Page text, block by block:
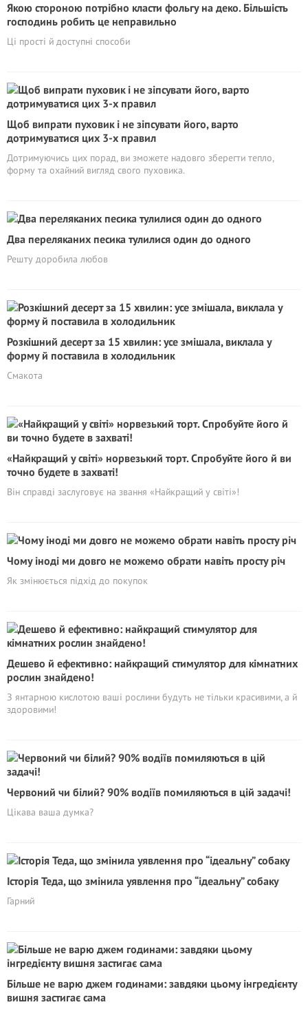
Якою стороною потрібно класти фольгу на деко. Більшість
господинь робить це неправильно
Ці прості й доступні способи
Щоб випрати пуховик і не зіпсувати його, варто
дотримуватися цих 3-х правил
Дотримуючись цих порад, ви зможете надовго зберегти тепло,
форму та охайний вигляд свого пуховика.
Два переляканих песика тулилися один до одного
Решту доробила любов
Розкішний десерт за 15 хвилин: усе змішала, виклала у
форму й поставила в холодильник
Смакота
«Найкращий у світі» норвезький торт. Спробуйте його й ви
точно будете в захваті!
Він справді заслуговує на звання «Найкращий у світі»!
Чому іноді ми довго не можемо обрати навіть просту річ
Як змінюється підхід до покупок
Дешево й ефективно: найкращий стимулятор для кімнатних
рослин знайдено!
З янтарною кислотою ваші рослини будуть не тільки красивими, а й
здоровими!
Червоний чи білий? 90% водіїв помиляються в цій задачi!
Цікава ваша думка?
Історія Теда, що змінила уявлення про “ідеальну” собаку
Гарний
Більше не варю джем годинами: завдяки цьому інгредієнту
вишня застигає сама